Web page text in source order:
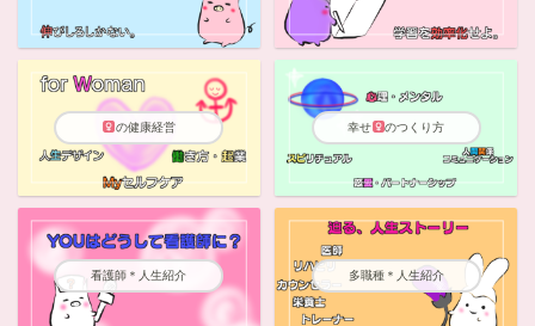
の健康経営 幸せ のつくり方
看護師＊人生紹介 多職種＊人生紹介